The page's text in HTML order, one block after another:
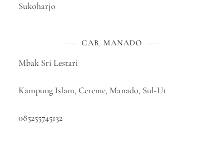
Sukoharjo
CAB. MANADO
Mbak Sri Lestari
Kampung Islam, Cereme, Manado, Sul-Ut
085255745132